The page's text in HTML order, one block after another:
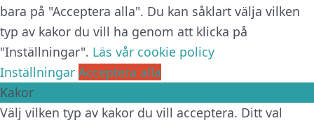
bara på "Acceptera alla". Du kan såklart välja vilken
typ av kakor du vill ha genom att klicka på
"Inställningar". Läs vår cookie policy
Inställningar Acceptera alla
Kakor
Välj vilken typ av kakor du vill acceptera. Ditt val